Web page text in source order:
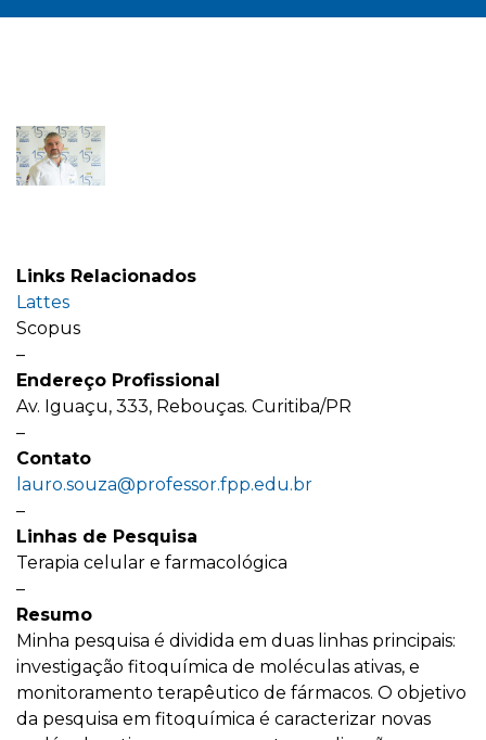
Links Relacionados
Lattes
Scopus
–
Endereço Profissional
Av. Iguaçu, 333, Rebouças. Curitiba/PR
–
Contato
lauro.souza@professor.fpp.edu.br
–
Linhas de Pesquisa
Terapia celular e farmacológica
–
Resumo
Minha pesquisa é dividida em duas linhas principais:
investigação fitoquímica de moléculas ativas, e
monitoramento terapêutico de fármacos. O objetivo
da pesquisa em fitoquímica é caracterizar novas